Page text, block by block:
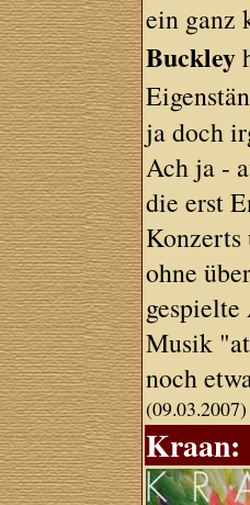
ein ganz
Buckley
ja doch
Ach ja -
die erst
ohne
Musik
noch
(09.03.2007)
Kraan: